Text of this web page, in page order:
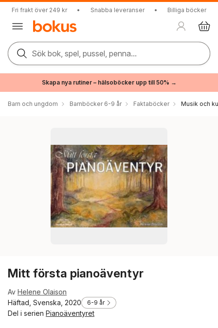
Fri frakt över 249 kr • Snabba leveranser • Billiga böcker
Sök bok, spel, pussel, penna...
Skapa nya rutiner – hälsoböcker upp till 50% →
Barn och ungdom Barnböcker 6-9 år Faktaböcker Musik och
Mitt första pianoäventyr
Av Helene Olaison
Häftad, Svenska, 2020
6-9 år
Del i serien Pianoäventyret